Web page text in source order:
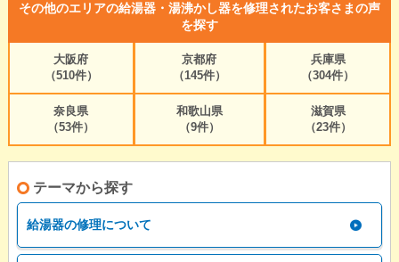
その他のエリアの給湯器・湯沸かし器を修理されたお客さまの声
を探す
大阪府
（510件）
京都府
（145件）
兵庫県
（304件）
奈良県
（53件）
和歌山県
（9件）
滋賀県
（23件）
テーマから探す
給湯器の修理について